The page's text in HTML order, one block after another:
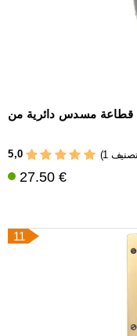
5,0
27.50 €
11